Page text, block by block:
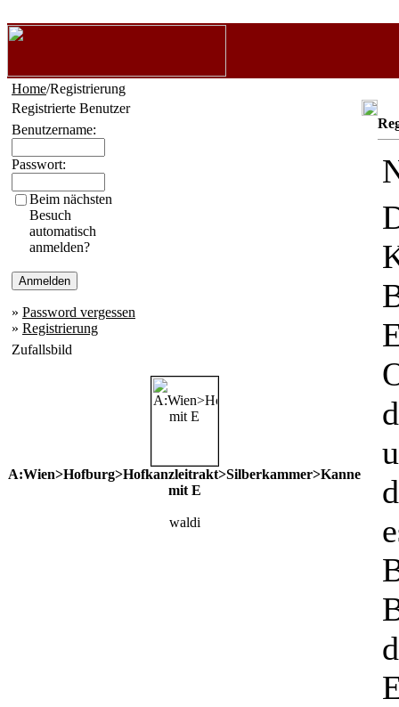
Home/Registrierung
Registrierte Benutzer
Benutzername:
Passwort:
Beim nächsten
Besuch
automatisch
anmelden?
» Password vergessen
» Registrierung
Zufallsbild
A:Wien>Hofburg>Hofkanzleitrakt>Silberkammer>Kanne
mit E
waldi